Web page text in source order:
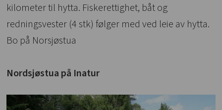
kilometer til hytta. Fiskerettighet, båt og
redningsvester (4 stk) følger med ved leie av hytta.
Bo på Norsjøstua
Nordsjøstua på Inatur